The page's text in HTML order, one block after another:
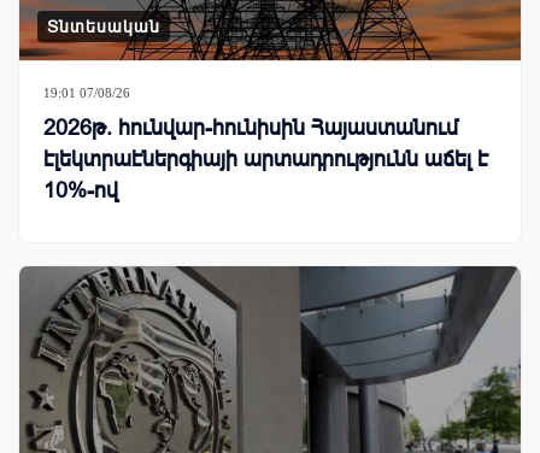
Տնտեսական
19:01 07/08/26
2026թ. հունվար-հունիսին Հայաստանում
էլեկտրաէներգիայի արտադրությունն աճել է
10%-ով